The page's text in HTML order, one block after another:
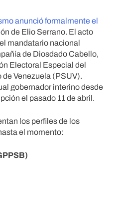
anunció formalmente el
de Elio Serrano. El acto
mandatario nacional
de Diosdado Cabello,
Electoral Especial del
Venezuela (PSUV).
gobernador interino desde
el pasado 11 de abril.
los perfiles de los
el momento: